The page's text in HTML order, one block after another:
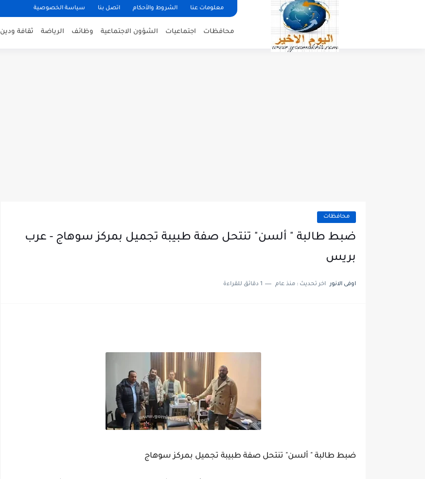
معلومات عنا الشروط والأحكام اتصل بنا سياسة الخصوصية
محافظات اجتماعيات الشؤون الاجتماعية وظائف الرياضة ثقافة ودين
محافظات
ضبط طالبة " ألسن" تنتحل صفة طبيبة تجميل بمركز سوهاج - عرب
بريس
اوفى الانور اخر تحديث : منذ عام 1 دقائق للقراءة
ضبط طالبة " ألسن" تنتحل صفة طبيبة تجميل بمركز سوهاج